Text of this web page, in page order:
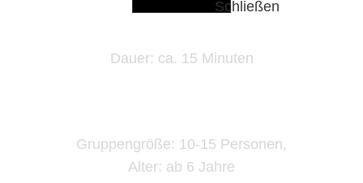
Dauer: ca. 15 Minuten
Gruppengröße: 10-15 Personen,
Alter: ab 6 Jahre